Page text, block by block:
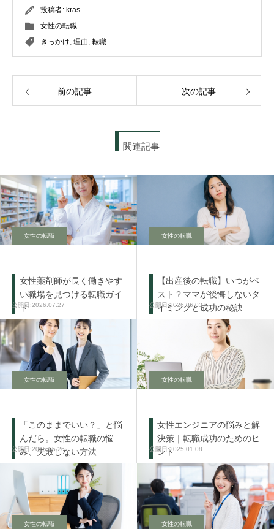
投稿者: kras
女性の転職
きっかけ, 理由, 転職
前の記事 次の記事
関連記事
女性の転職
女性薬剤師が長く働きやす
い職場を見つける転職ガイ
ド 2026.07.27
女性の転職
【出産後の転職】いつがベ
スト？ママが後悔しないタ
イミングと成功の秘訣
2026.06.03
女性の転職
「このままでいい？」と悩
んだら。女性の転職の悩
み、失敗しない方法
2025.05.26
女性の転職
女性エンジニアの悩みと解
決策｜転職成功のためのヒ
ント2025.01.08
女性の転職 女性の転職